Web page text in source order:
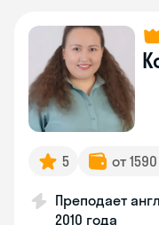
5 от
Преподает
2010 года